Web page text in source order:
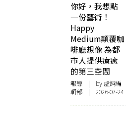
你好，我想點
一份藝術！
Happy
Medium顛覆咖
啡廳想像 為都
市人提供療癒
的第三空間
報導 | by 虛詞編
輯部 | 2026-07-24